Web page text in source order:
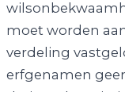
moet worden
verdeling
erfgenamen